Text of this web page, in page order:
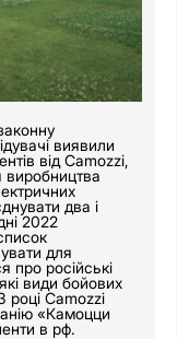
виявили
від Camozzi,
виробництва
два і
2022
для
про російські
види бойових
році Camozzi
«Камоцци
в рф.